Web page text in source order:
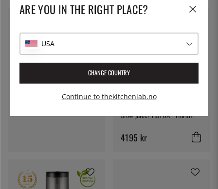
HUROM Flere valg
Slow juicer H320N - Hurom
Slow juicer H310A - Hurom
4195 kr
ARE YOU IN THE RIGHT PLACE?
USA
CHANGE COUNTRY
Continue to thekitchenlab.no